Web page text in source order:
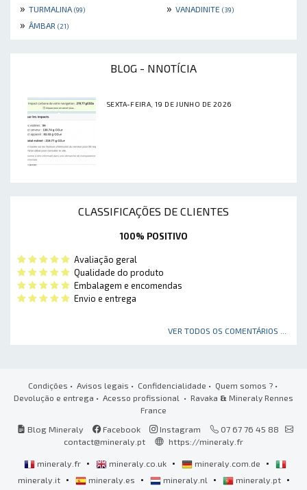
» TURMALINA (99) » VANADINITE (39)
» ÂMBAR (21)
BLOG - NNOTÍCIA
SEXTA-FEIRA, 19 DE JUNHO DE 2026
CLASSIFICAÇÕES DE CLIENTES
100% POSITIVO
Avaliação geral
Qualidade do produto
Embalagem e encomendas
Envio e entrega
VER TODOS OS COMENTÁRIOS ...
Condições • Avisos legais • Confidencialidade • Quem somos ?•
Devolução e entrega • Acesso profissional • Ravaka & Mineraly Rennes
France
Blog Mineraly
Facebook Instagram
07 67 76 45 88
contact@mineraly.pt
https://mineraly.fr
mineraly.fr • mineraly.co.uk • mineraly.com.de •
mineraly.it • mineraly.es • mineraly.nl • mineraly.pt •